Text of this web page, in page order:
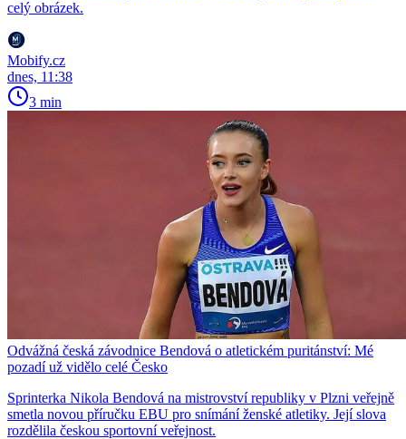
celý obrázek.
Mobify.cz
dnes, 11:38
3 min
Odvážná česká závodnice Bendová o atletickém puritánství: Mé
pozadí už vidělo celé Česko
Sprinterka Nikola Bendová na mistrovství republiky v Plzni veřejně
smetla novou příručku EBU pro snímání ženské atletiky. Její slova
rozdělila českou sportovní veřejnost.